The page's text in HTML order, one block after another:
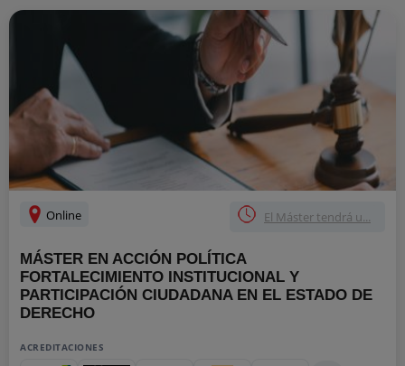
Online El Máster tendrá u...
MÁSTER EN ACCIÓN POLÍTICA
FORTALECIMIENTO INSTITUCIONAL Y
PARTICIPACIÓN CIUDADANA EN EL ESTADO DE
DERECHO
ACREDITACIONES